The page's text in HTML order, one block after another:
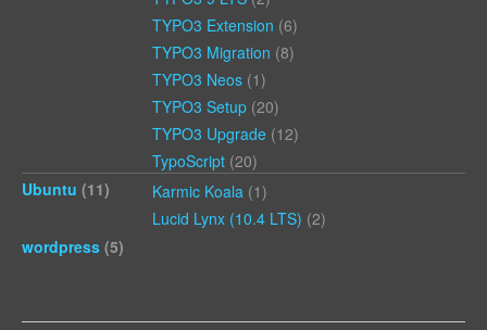
TYPO3 Extension (6)
TYPO3 Migration (8)
TYPO3 Neos (1)
TYPO3 Setup (20)
TYPO3 Upgrade (12)
TypoScript (20)
Ubuntu (11) Karmic Koala (1)
Lucid Lynx (10.4 LTS) (2)
wordpress (5)